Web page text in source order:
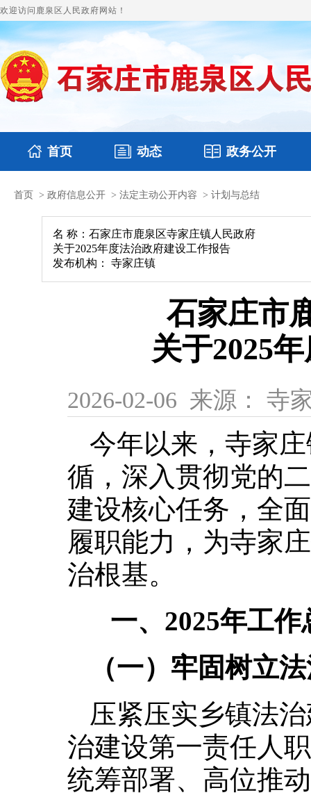
欢迎访问鹿泉区人民政府网站！
首页 动态
国务要闻 鹿泉要闻 图片新闻
政务公开
本区文件 财政预决算
首页 > 政府信息公开 > 法定主动公开内容 > 计划与总结
名 称：石家庄市鹿泉区寺家庄镇人民政府
关于2025年度法治政府建设工作报告
发布机构： 寺家庄镇
石家庄市
关于2025
2026-02-06 来源： 寺
今年以来，寺家
循，深入贯彻党的
建设核心任务，全
履职能力，为寺家
治根基。
一、2025年工作
（一）牢固树立
压紧压实乡镇法
治建设第一责任人
统筹部署、高位推